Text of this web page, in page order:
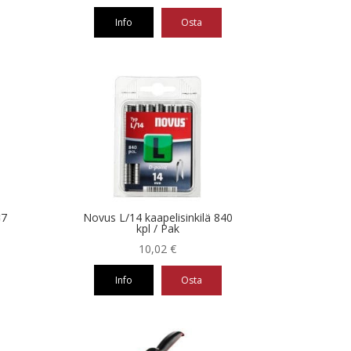
7,49 €
Info Osta
muunnelma.
Novus L/14 kaapelisinkilä 840
kpl / Pak
10,02€
Info Osta